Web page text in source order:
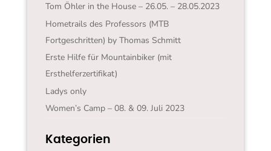
Tom Öhler in the House – 26.05. – 28.05.2023
Hometrails des Professors (MTB
Fortgeschritten) by Thomas Schmitt
Erste Hilfe für Mountainbiker (mit
Ersthelferzertifikat)
Ladys only
Women’s Camp – 08. & 09. Juli 2023
Kategorien